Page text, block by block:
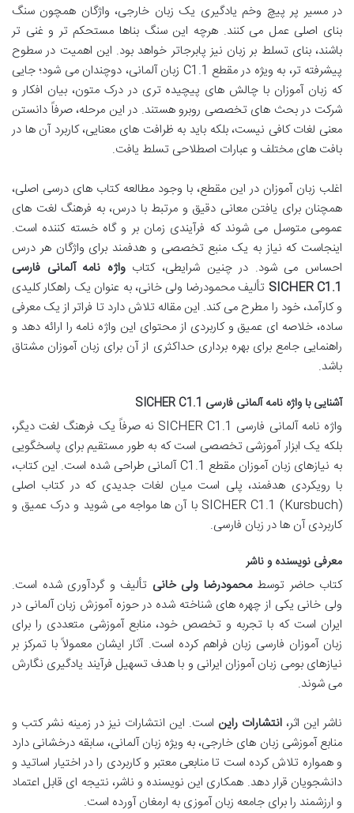
در مسیر پر پیچ وخم یادگیری یک زبان خارجی، واژگان همچون سنگ
بنای اصلی عمل می کنند. هرچه این سنگ بناها مستحکم تر و غنی تر
باشند، بنای تسلط بر زبان نیز پابرجاتر خواهد بود. این اهمیت در سطوح
پیشرفته تر، به ویژه در مقطع C1.1 زبان آلمانی، دوچندان می شود؛ جایی
که زبان آموزان با چالش های پیچیده تری در درک متون، بیان افکار و
شرکت در بحث های تخصصی روبرو هستند. در این مرحله، صرفاً دانستن
معنی لغات کافی نیست، بلکه باید به ظرافت های معنایی، کاربرد آن ها در
بافت های مختلف و عبارات اصطلاحی تسلط یافت.
اغلب زبان آموزان در این مقطع، با وجود مطالعه کتاب های درسی اصلی،
همچنان برای یافتن معانی دقیق و مرتبط با درس، به فرهنگ لغت های
عمومی متوسل می شوند که فرآیندی زمان بر و گاه خسته کننده است.
اینجاست که نیاز به یک منبع تخصصی و هدفمند برای واژگان هر درس
احساس می شود. در چنین شرایطی، کتابواژه نامه آلمانی فارسی
SICHER C1.1 تألیف محمودرضا ولی خانی، به عنوان یک راهکار کلیدی
و کارآمد، خود را مطرح می کند. این مقاله تلاش دارد تا فراتر از یک معرفی
ساده، خلاصه ای عمیق و کاربردی از محتوای این واژه نامه را ارائه دهد و
راهنمایی جامع برای بهره برداری حداکثری از آن برای زبان آموزان مشتاق
باشد.
آشنایی با واژه نامه آلمانی فارسی SICHER C1.1
واژه نامه آلمانی فارسی SICHER C1.1 نه صرفاً یک فرهنگ لغت دیگر،
بلکه یک ابزار آموزشی تخصصی است که به طور مستقیم برای پاسخگویی
به نیازهای زبان آموزان مقطع C1.1 آلمانی طراحی شده است. این کتاب،
با رویکردی هدفمند، پلی است میان لغات جدیدی که در کتاب اصلی
SICHER C1.1 (Kursbuch) با آن ها مواجه می شوید و درک عمیق و
کاربردی آن ها در زبان فارسی.
معرفی نویسنده و ناشر
کتاب حاضر توسطمحمودرضا ولی خانی تألیف و گردآوری شده است.
ولی خانی یکی از چهره های شناخته شده در حوزه آموزش زبان آلمانی در
ایران است که با تجربه و تخصص خود، منابع آموزشی متعددی را برای
زبان آموزان فارسی زبان فراهم کرده است. آثار ایشان معمولاً با تمرکز بر
نیازهای بومی زبان آموزان ایرانی و با هدف تسهیل فرآیند یادگیری نگارش
می شوند.
ناشر این اثر، انتشارات راین است. این انتشارات نیز در زمینه نشر کتب و
منابع آموزشی زبان های خارجی، به ویژه زبان آلمانی، سابقه درخشانی دارد
و همواره تلاش کرده است تا منابعی معتبر و کاربردی را در اختیار اساتید و
دانشجویان قرار دهد. همکاری این نویسنده و ناشر، نتیجه ای قابل اعتماد
و ارزشمند را برای جامعه زبان آموزی به ارمغان آورده است.